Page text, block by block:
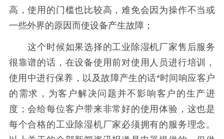
高，使用的门槛也比较高，难免会因为操作不当或
一些外界的原因而使设备产生故障；
这个时候如果选择的工业除湿机厂家售后服务
很靠谱的话，在设备使用前对使用人员进行培训，
使用中进行保养，以及故障产生的话*时间响应客户
的需求，为客户解决问题并不影响客户的生产进
度；会给每位客户带来非常好的使用体验，这也是
每个合格的工业除湿机厂家必须拥有的服务理念。